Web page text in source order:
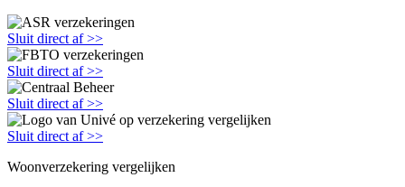
Sluit direct af >>
Sluit direct af >>
Sluit direct af >>
Sluit direct af >>
Woonverzekering vergelijken